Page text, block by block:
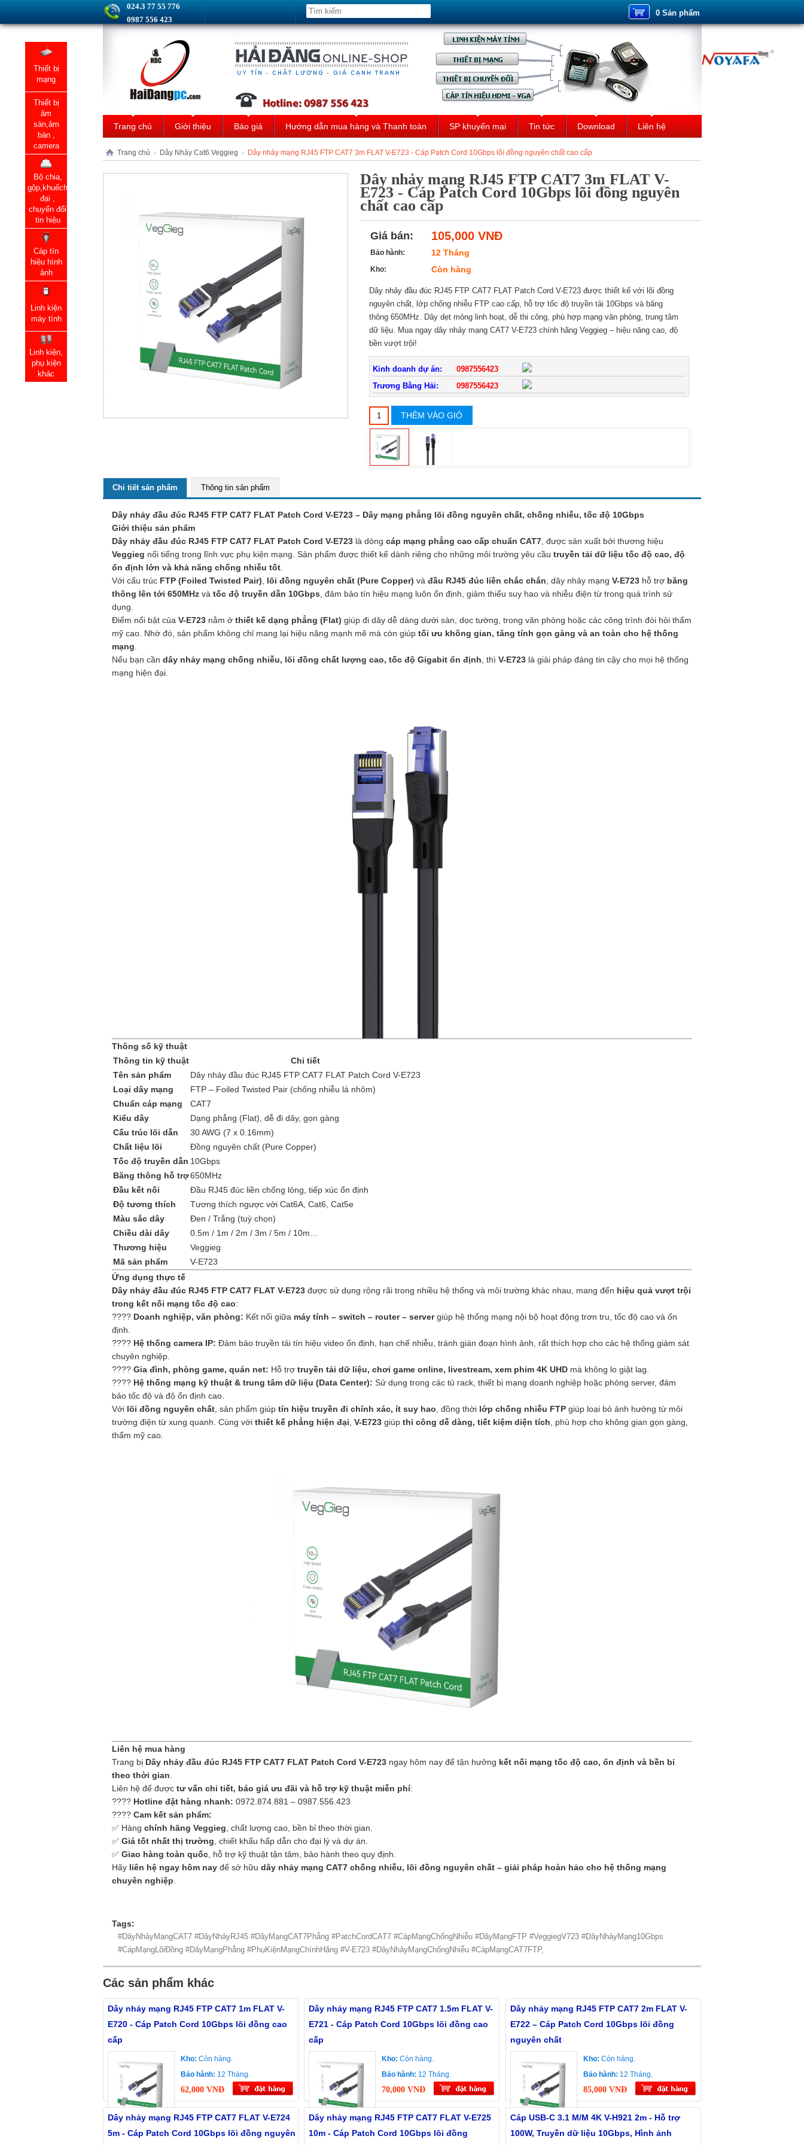
024.3 77 55 776
0987 556 423
0 Sản phẩm
Trang chủ Giới thiệu Báo giá Hướng dẫn mua hàng và Thanh toán SP khuyến mại Tin tức Download Liên hệ
Trang chủ > Dây Nhảy Cat6 Veggieg > Dây nhảy mạng RJ45 FTP CAT7 3m FLAT V-E723 - Cáp Patch Cord 10Gbps lõi đồng nguyên chất cao cấp
Dây nhảy mạng RJ45 FTP CAT7 3m FLAT V-
E723 - Cáp Patch Cord 10Gbps lõi đồng nguyên
chất cao cấp
Giá bán: 105,000 VNĐ
Bảo hành: 12 Tháng
Kho: Còn hàng
Dây nhảy đầu đúc RJ45 FTP CAT7 FLAT Patch Cord V-E723 được thiết kế với lõi đồng
nguyên chất, lớp chống nhiễu FTP cao cấp, hỗ trợ tốc độ truyền tải 10Gbps và băng
thông 650MHz. Dây dẹt mỏng linh hoạt, dễ thi công, phù hợp mạng văn phòng, trung tâm
dữ liệu. Mua ngay dây nhảy mạng CAT7 V-E723 chính hãng Veggieg – hiệu năng cao, độ
bền vượt trội!
Kinh doanh dự án:
0987556423
Trương Bằng Hải:
0987556423
THÊM VÀO GIỎ
Chi tiết sản phẩm Thông tin sản phẩm
Dây nhảy đầu đúc RJ45 FTP CAT7 FLAT Patch Cord V-E723 – Dây mạng phẳng lõi đồng nguyên chất, chống nhiễu, tốc độ 10Gbps
Giới thiệu sản phẩm
Dây nhảy đầu đúc RJ45 FTP CAT7 FLAT Patch Cord V-E723là dòng cáp mạng phẳng cao cấp chuẩn CAT7, được sản xuất bởi thương hiệu
Veggieg nổi tiếng trong lĩnh vực phụ kiện mạng. Sản phẩm được thiết kế dành riêng cho những môi trường yêu cầu truyền tải dữ liệu tốc độ cao, độ
ổn định lớn và khả năng chống nhiễu tốt.
Với cấu trúc FTP (Foiled Twisted Pair) lõi đồng nguyên chất (Pure Copper) và đầu RJ45 đúc liền chắc chắn , dây nhảy mạng V-E723hỗ trợ băng
thông lên tới 650MHzvà tốc độ truyền dẫn 10Gbps , đảm bảo tín hiệu mạng luôn ổn định, giảm thiểu suy hao và nhiễu điện từ trong quá trình sử
dụng.
Điểm nổi bật của V-E723nằm ở thiết kế dạng phẳng (Flat) giúp đi dây dễ dàng dưới sàn, dọc tường, trong văn phòng hoặc các công trình đòi hỏi thẩm
mỹ cao. Nhờ đó, sản phẩm không chỉ mang lại hiệu năng mạnh mẽ mà còn giúp tối ưu không gian, tăng tính gọn gàng và an toàn cho hệ thống
mạng
Nếu bạn cần dây nhảy mạng chống nhiễu, lõi đồng chất lượng cao, tốc độ Gigabit ổn định , thì V-E723là giải pháp đáng tin cậy cho mọi hệ thống
mạng hiện đại.
Thông số kỹ thuật
Thông tin kỹ thuật
Chi tiết
Tên sản phẩm
Dây nhảy đầu đúc RJ45 FTP CAT7 FLAT Patch Cord V-E723
Loại dây mạng
FTP – Foiled Twisted Pair (chống nhiễu lá nhôm)
Chuẩn cáp mạng
CAT7
Kiểu dây
Dạng phẳng (Flat), dễ đi dây, gọn gàng
Cấu trúc lõi dẫn
30 AWG (7 x 0.16mm)
Chất liệu lõi
Đồng nguyên chất (Pure Copper)
Tốc độ truyền dẫn 10Gbps
Băng thông hỗ trợ650MHz
Đầu kết nối
Đầu RJ45 đúc liền chống lỏng, tiếp xúc ổn định
Độ tương thích
Tương thích ngược với Cat6A, Cat6, Cat5e
Màu sắc dây
Đen / Trắng (tuỳ chọn)
Chiều dài dây
0.5m / 1m / 2m / 3m / 5m / 10m…
Thương hiệu
Veggieg
Mã sản phẩm
V-E723
Ứng dụng thực tế
Dây nhảy đầu đúc RJ45 FTP CAT7 FLAT V-E723được sử dụng rộng rãi trong nhiều hệ thống và môi trường khác nhau, mang đến hiệu quả vượt trội
trong kết nối mạng tốc độ cao:
???? Doanh nghiệp, văn phòng: Kết nối giữa máy tính – switch – router – servergiúp hệ thống mạng nội bộ hoạt động trơn tru, tốc độ cao và ổn
định.
???? Hệ thống camera IP: Đảm bảo truyền tải tín hiệu video ổn định, hạn chế nhiễu, tránh gián đoạn hình ảnh, rất thích hợp cho các hệ thống giám sát
chuyên nghiệp.
???? Gia đình, phòng game, quán net: Hỗ trợ truyền tải dữ liệu, chơi game online, livestream, xem phim 4K UHDmà không lo giật lag.
???? Hệ thống mạng kỹ thuật & trung tâm dữ liệu (Data Center): Sử dụng trong các tủ rack, thiết bị mạng doanh nghiệp hoặc phòng server, đảm
bảo tốc độ và độ ổn định cao.
Với lõi đồng nguyên chất, sản phẩm giúp tín hiệu truyền đi chính xác, ít suy hao , đồng thời lớp chống nhiễu FTPgiúp loại bỏ ảnh hưởng từ môi
trường điện từ xung quanh. Cùng với thiết kế phẳng hiện đại V-E723giúp thi công dễ dàng, tiết kiệm diện tích , phù hợp cho không gian gọn gàng,
thẩm mỹ cao.
Liên hệ mua hàng
Trang bị Dây nhảy đầu đúc RJ45 FTP CAT7 FLAT Patch Cord V-E723ngay hôm nay để tận hưởng kết nối mạng tốc độ cao, ổn định và bền bỉ
theo thời gian
Liên hệ để được tư vấn chi tiết, báo giá ưu đãi và hỗ trợ kỹ thuật miễn phí:
???? Hotline đặt hàng nhanh: 0972.874.881 – 0987.556.423
???? Cam kết sản phẩm:
✅ Hàng chính hãng Veggieg , chất lượng cao, bền bỉ theo thời gian.
✅ Giá tốt nhất thị trường , chiết khấu hấp dẫn cho đại lý và dự án.
✅ Giao hàng toàn quốc, hỗ trợ kỹ thuật tận tâm, bảo hành theo quy định.
Hãy liên hệ ngay hôm nayđể sở hữu dây nhảy mạng CAT7 chống nhiễu, lõi đồng nguyên chất – giải pháp hoàn hảo cho hệ thống mạng
chuyên nghiệp
Tags:
#DâyNhảyMạngCAT7 #DâyNhảyRJ45 #DâyMạngCAT7Phẳng #PatchCordCAT7 #CápMạngChốngNhiễu #DâyMạngFTP #VeggiegV723 #DâyNhảyMạng10Gbps
#CápMạngLõiĐồng #DâyMạngPhẳng #PhụKiệnMạngChínhHãng #V-E723 #DâyNhảyMạngChốngNhiễu #CápMạngCAT7FTP,
Các sản phẩm khác
Dây nhảy mạng RJ45 FTP CAT7 1m FLAT V-
E720 - Cáp Patch Cord 10Gbps lõi đồng cao
cấp
Kho: Còn hàng.
Bảo hành: 12 Tháng.
62,000 VNĐ
Dây nhảy mạng RJ45 FTP CAT7 1.5m FLAT V-
E721 - Cáp Patch Cord 10Gbps lõi đồng cao
cấp
Kho: Còn hàng.
Bảo hành: 12 Tháng.
70,000 VNĐ
Dây nhảy mạng RJ45 FTP CAT7 2m FLAT V-
E722 – Cáp Patch Cord 10Gbps lõi đồng
nguyên chất
Kho: Còn hàng.
Bảo hành: 12 Tháng.
85,000 VNĐ
Dây nhảy mạng RJ45 FTP CAT7 FLAT V-E724
5m - Cáp Patch Cord 10Gbps lõi đồng nguyên
Dây nhảy mạng RJ45 FTP CAT7 FLAT V-E725
10m - Cáp Patch Cord 10Gbps lõi đồng
Cáp USB-C 3.1 M/M 4K V-H921 2m - Hỗ trợ
100W, Truyền dữ liệu 10Gbps, Hình ảnh
Thiết bị
mạng
Thiết bị
âm
sàn,âm
bàn ,
camera
Bộ chia,
gộp,khuếch
đại ,
chuyển đổi
tin hiệu
Cáp tín
hiệu hình
ảnh
Linh kiện
máy tính
Linh kiện,
phụ kiện
khác